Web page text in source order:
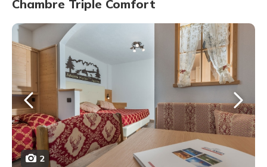
Chambre Triple Comfort
2